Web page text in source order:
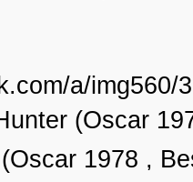
a/img560/
(Oscar
1978 ,